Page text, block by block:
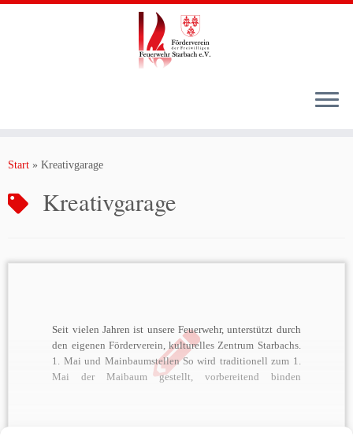
Inhalt
Start » Kreativgarage
Kreativgarage
Seit vielen Jahren ist unsere Feuerwehr, unterstützt durch
den eigenen Förderverein, kulturelles Zentrum Starbachs.
1. Mai und Mainbaumstellen So wird traditionell zum 1.
Mai der Maibaum gestellt, vorbereitend binden